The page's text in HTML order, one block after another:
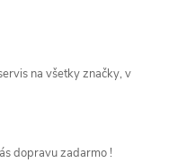
na všetky značky, v
dopravu zadarmo !